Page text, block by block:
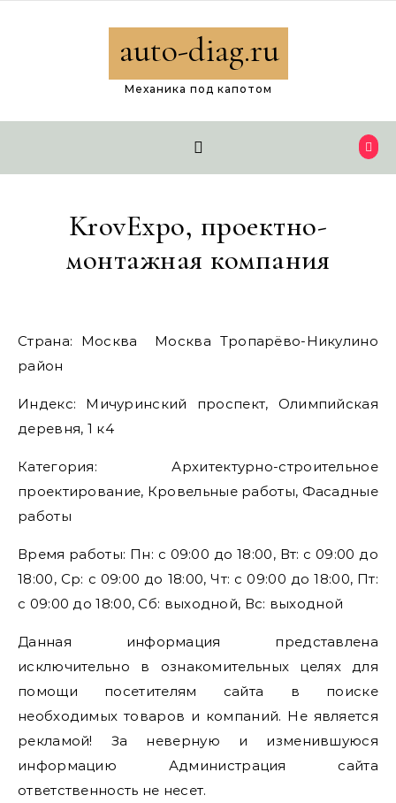
auto-diag.ru
Механика под капотом
KrovExpo, проектно-
монтажная компания
Страна: Москва Москва Тропарёво-Никулино
район
Индекс: Мичуринский проспект, Олимпийская
деревня, 1 к4
Категория: Архитектурно-строительное
проектирование, Кровельные работы, Фасадные
работы
Время работы: Пн: с 09:00 до 18:00, Вт: с 09:00 до
18:00, Ср: с 09:00 до 18:00, Чт: с 09:00 до 18:00, Пт:
с 09:00 до 18:00, Сб: выходной, Вс: выходной
Данная информация представлена
исключительно в ознакомительных целях для
помощи посетителям сайта в поиске
необходимых товаров и компаний. Не является
рекламой! За неверную и изменившуюся
информацию Администрация сайта
ответственность не несет.